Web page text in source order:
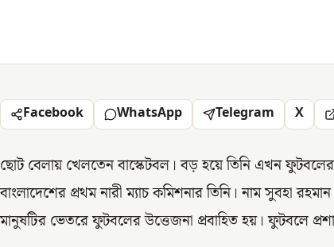
Facebook WhatsApp Telegram X
ছোট বেলায় খেলতেন বাস্কেটবল। বড় হয়ে তিনি এখন ফুটবলের
বাংলাদেশের প্রথম নারী ম্যাচ কমিশনার তিনি। নাম সুবহা
মানুষটির ভেতরে ফুটবলের উত্তেজনা প্রবাহিত হয়। ফুটবলে